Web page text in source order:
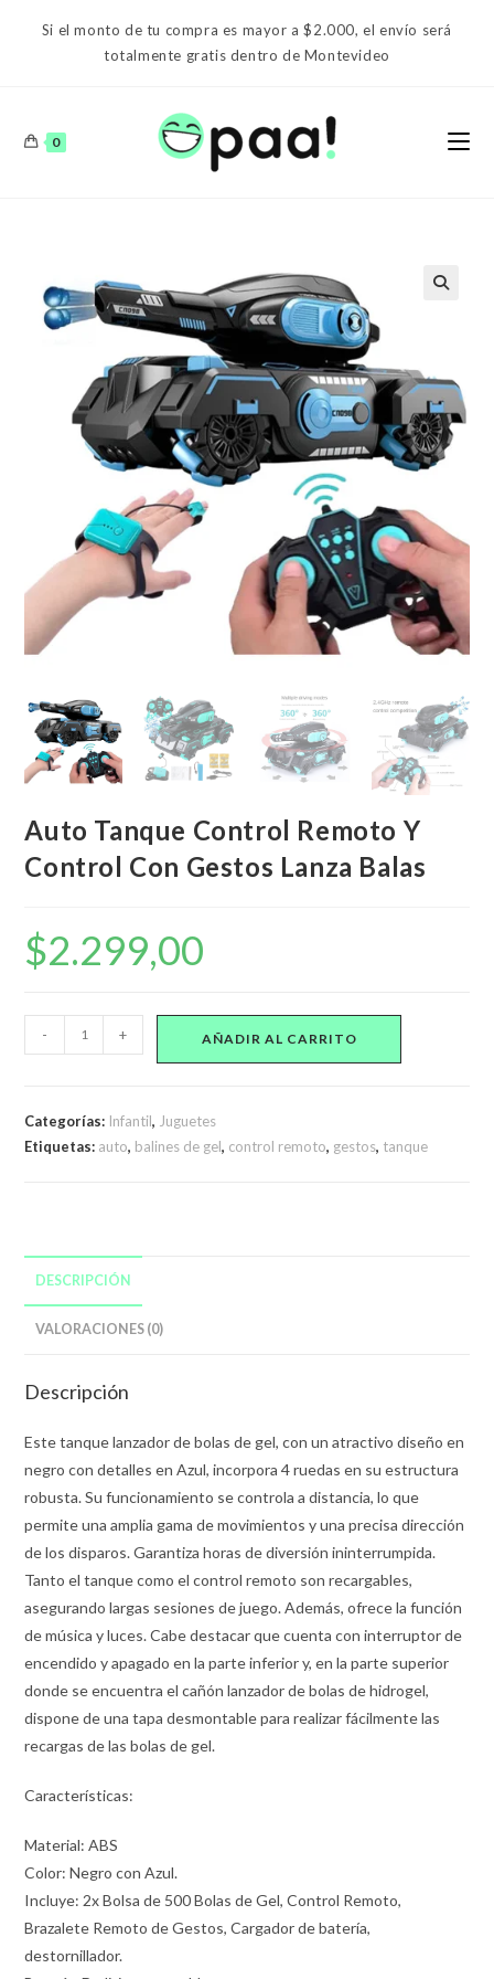
Si el monto de tu compra es mayor a $2.000, el envío será
totalmente gratis dentro de Montevideo
0
Auto Tanque Control Remoto Y
Control Con Gestos Lanza Balas
$2.299,00
Tanque
Y
Balas
cantidad
- + AÑADIR AL CARRITO
Categorías: Infantil, Juguetes
Etiquetas: auto, balines de gel, control remoto, gestos, tanque
DESCRIPCIÓN
VALORACIONES (0)
Descripción
Este tanque lanzador de bolas de gel, con un atractivo diseño en
negro con detalles en Azul, incorpora 4 ruedas en su estructura
robusta. Su funcionamiento se controla a distancia, lo que
permite una amplia gama de movimientos y una precisa dirección
de los disparos. Garantiza horas de diversión ininterrumpida.
Tanto el tanque como el control remoto son recargables,
asegurando largas sesiones de juego. Además, ofrece la función
de música y luces. Cabe destacar que cuenta con interruptor de
encendido y apagado en la parte inferior y, en la parte superior
donde se encuentra el cañón lanzador de bolas de hidrogel,
dispone de una tapa desmontable para realizar fácilmente las
recargas de las bolas de gel.
Características:
Material: ABS
Color: Negro con Azul.
Incluye: 2x Bolsa de 500 Bolas de Gel, Control Remoto,
Brazalete Remoto de Gestos, Cargador de batería,
destornillador.